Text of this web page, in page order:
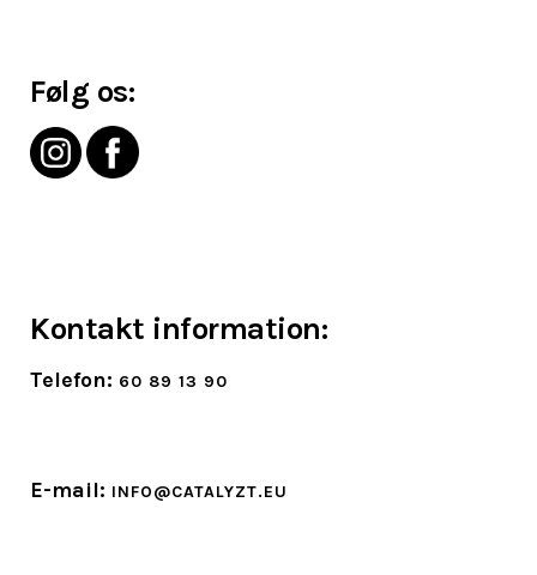
Følg os:
Kontakt information:
Telefon: 60 89 13 90
E-mail: INFO@CATALYZT.EU